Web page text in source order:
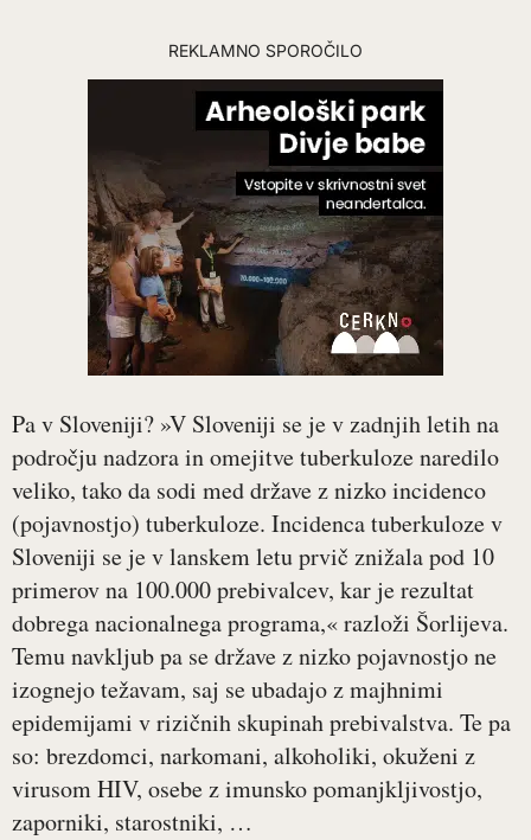
REKLAMNO SPOROČILO
Pa v Sloveniji? »V Sloveniji se je v zadnjih letih na
področju nadzora in omejitve tuberkuloze naredilo
veliko, tako da sodi med države z nizko incidenco
(pojavnostjo) tuberkuloze. Incidenca tuberkuloze v
Sloveniji se je v lanskem letu prvič znižala pod 10
primerov na 100.000 prebivalcev, kar je rezultat
dobrega nacionalnega programa,« razloži Šorlijeva.
Temu navkljub pa se države z nizko pojavnostjo ne
izognejo težavam, saj se ubadajo z majhnimi
epidemijami v rizičnih skupinah prebivalstva. Te pa
so: brezdomci, narkomani, alkoholiki, okuženi z
virusom HIV, osebe z imunsko pomanjkljivostjo,
zaporniki, starostniki, …